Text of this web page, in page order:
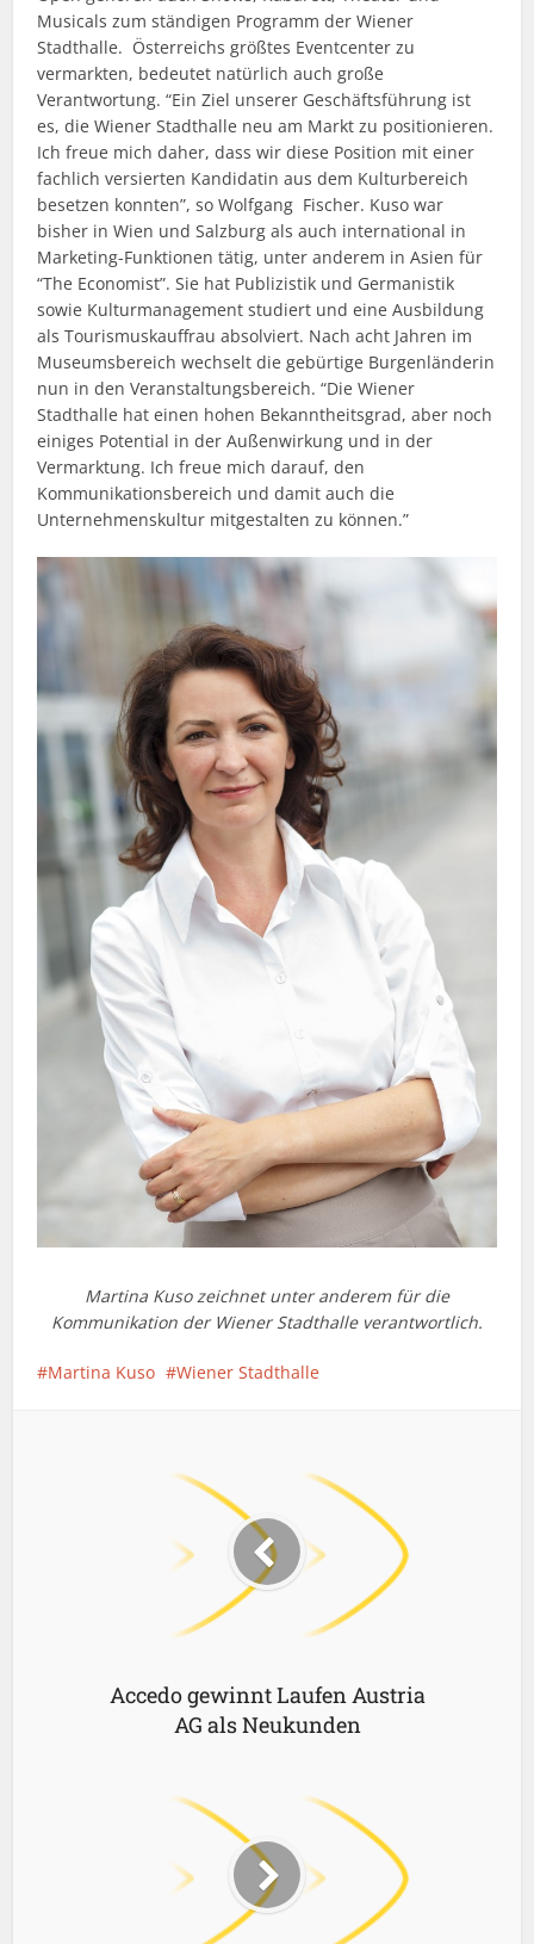
Musicals zum ständigen Programm der Wiener
Stadthalle. Österreichs größtes Eventcenter zu
vermarkten, bedeutet natürlich auch große
Verantwortung. “Ein Ziel unserer Geschäftsführung ist
es, die Wiener Stadthalle neu am Markt zu positionieren.
Ich freue mich daher, dass wir diese Position mit einer
fachlich versierten Kandidatin aus dem Kulturbereich
besetzen konnten”, so Wolfgang Fischer. Kuso war
bisher in Wien und Salzburg als auch international in
Marketing-Funktionen tätig, unter anderem in Asien für
“The Economist”. Sie hat Publizistik und Germanistik
sowie Kulturmanagement studiert und eine Ausbildung
als Tourismuskauffrau absolviert. Nach acht Jahren im
Museumsbereich wechselt die gebürtige Burgenländerin
nun in den Veranstaltungsbereich. “Die Wiener
Stadthalle hat einen hohen Bekanntheitsgrad, aber noch
einiges Potential in der Außenwirkung und in der
Vermarktung. Ich freue mich darauf, den
Kommunikationsbereich und damit auch die
Unternehmenskultur mitgestalten zu können.”
Martina Kuso zeichnet unter anderem für die
Kommunikation der Wiener Stadthalle verantwortlich.
Martina Kuso Wiener Stadthalle
Accedo gewinnt Laufen Austria
AG als Neukunden